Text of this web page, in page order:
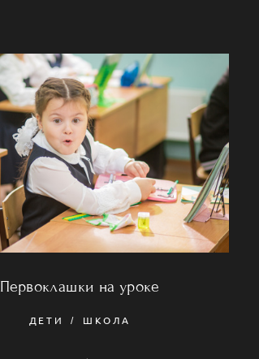
Первоклашки на уроке
ДЕТИ ШКОЛА